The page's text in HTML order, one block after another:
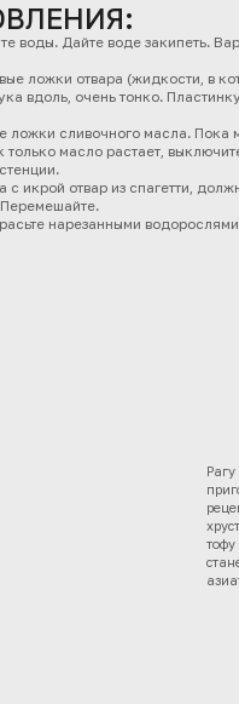
воды. Дайте воде закипеть.
ложки отвара (жидкости, в
вдоль, очень тонко.
ложки сливочного масла. Пока
масло растает,
икрой отвар из спагетти,
Перемешайте.
нарезанными